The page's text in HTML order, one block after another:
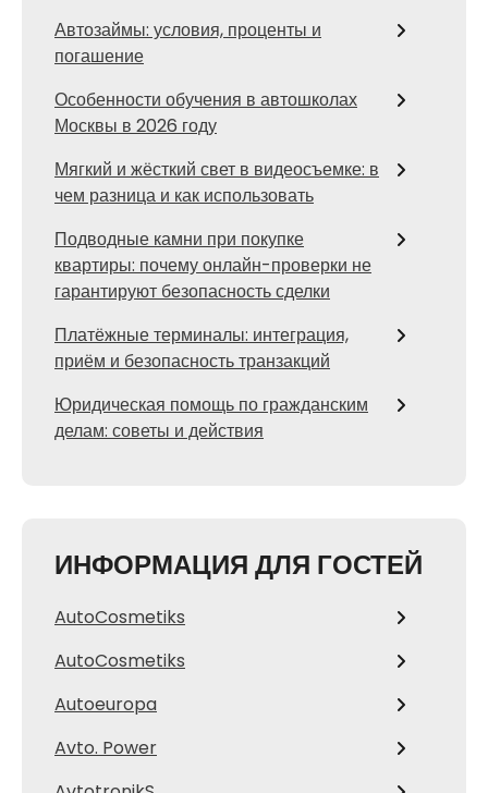
Автозаймы: условия, проценты и
погашение
Особенности обучения в автошколах
Москвы в 2026 году
Мягкий и жёсткий свет в видеосъемке: в
чем разница и как использовать
Подводные камни при покупке
квартиры: почему онлайн-проверки не
гарантируют безопасность сделки
Платёжные терминалы: интеграция,
приём и безопасность транзакций
Юридическая помощь по гражданским
делам: советы и действия
ИНФОРМАЦИЯ ДЛЯ ГОСТЕЙ
AutoCosmetiks
AutoCosmetiks
Autoeuropa
Avto. Power